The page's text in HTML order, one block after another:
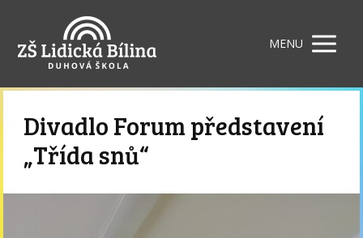
MENU
Divadlo Forum představení
„Třída snů“